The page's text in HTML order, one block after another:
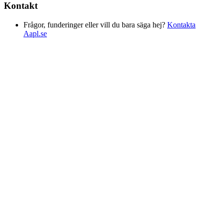
Kontakt
Frågor, funderinger eller vill du bara säga hej? Kontakta
Aapl.se